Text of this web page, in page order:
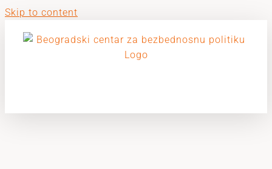
Skip to content